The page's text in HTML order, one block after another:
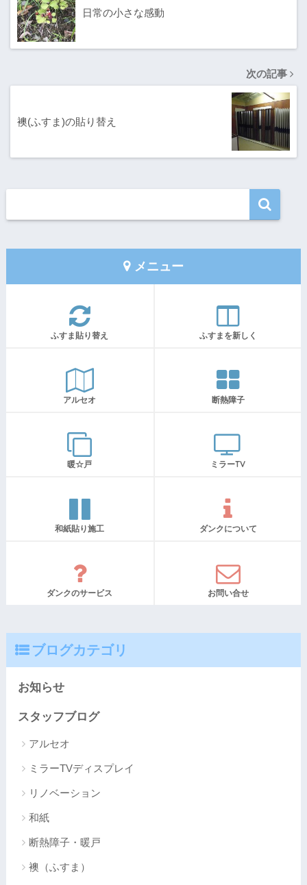
日常の小さな感動
次の記事
襖(ふすま)の貼り替え
メニュー
ふすま貼り替え ふすまを新しく
アルセオ 断熱障子
暖☆戸 ミラーTV
和紙貼り施工 ダンクについて
ダンクのサービス お問い合せ
ブログカテゴリ
お知らせ
スタッフブログ
アルセオ
ミラーTVディスプレイ
リノベーション
和紙
断熱障子・暖戸
襖（ふすま）